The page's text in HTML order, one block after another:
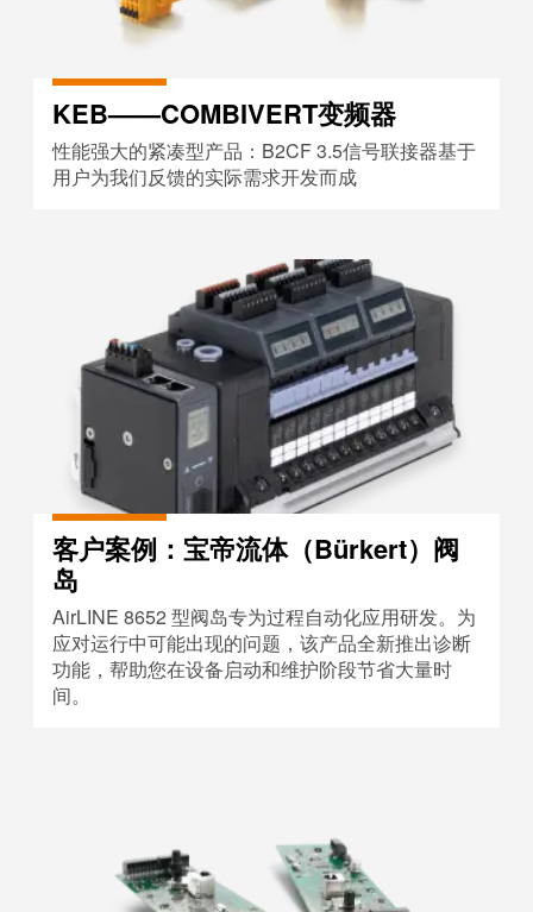
KEB——COMBIVERT变频器
性能强大的紧凑型产品：B2CF 3.5信号联接器基于
用户为我们反馈的实际需求开发而成
客户案例：宝帝流体（Bürkert
客户案例：宝帝流体（Bürkert）阀
岛
AirLINE 8652 型阀岛专为过程自动化应用研发。为
应对运行中可能出现的问题，该产品全新推出诊断
功能，帮助您在设备启动和维护阶段节省大量时
间。